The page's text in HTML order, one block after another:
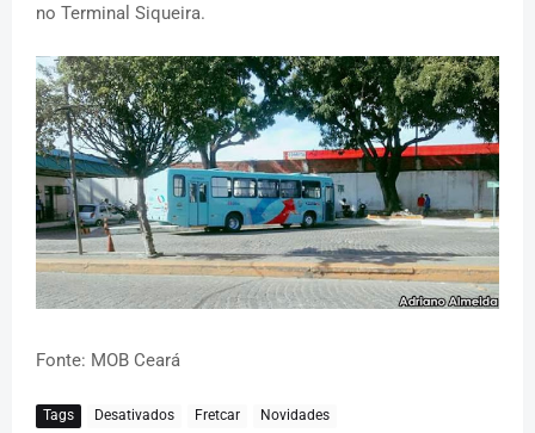
no Terminal Siqueira.
Fonte: MOB Ceará
Tags Desativados Fretcar Novidades